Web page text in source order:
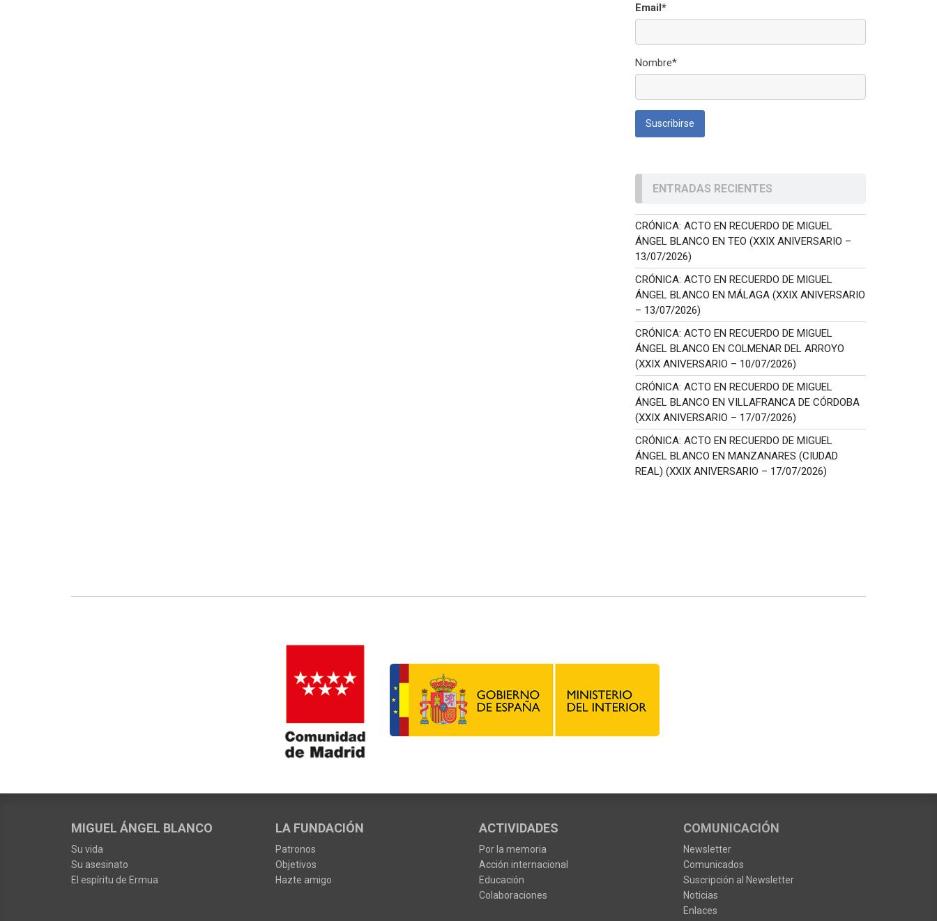
Email*
Nombre*
ENTRADAS RECIENTES
CRÓNICA: ACTO EN RECUERDO DE MIGUEL
ÁNGEL BLANCO EN TEO (XXIX ANIVERSARIO –
13/07/2026)
CRÓNICA: ACTO EN RECUERDO DE MIGUEL
ÁNGEL BLANCO EN MÁLAGA (XXIX ANIVERSARIO
– 13/07/2026)
CRÓNICA: ACTO EN RECUERDO DE MIGUEL
ÁNGEL BLANCO EN COLMENAR DEL ARROYO
(XXIX ANIVERSARIO – 10/07/2026)
CRÓNICA: ACTO EN RECUERDO DE MIGUEL
ÁNGEL BLANCO EN VILLAFRANCA DE CÓRDOBA
(XXIX ANIVERSARIO – 17/07/2026)
CRÓNICA: ACTO EN RECUERDO DE MIGUEL
ÁNGEL BLANCO EN MANZANARES (CIUDAD
REAL) (XXIX ANIVERSARIO – 17/07/2026)
MIGUEL ÁNGEL BLANCO
Su vida
Su asesinato
El espíritu de Ermua
LA FUNDACIÓN
Patronos
Objetivos
Hazte amigo
ACTIVIDADES
Por la memoria
Acción internacional
Educación
Colaboraciones
COMUNICACIÓN
Newsletter
Comunicados
Suscripción al Newsletter
Noticias
Enlaces